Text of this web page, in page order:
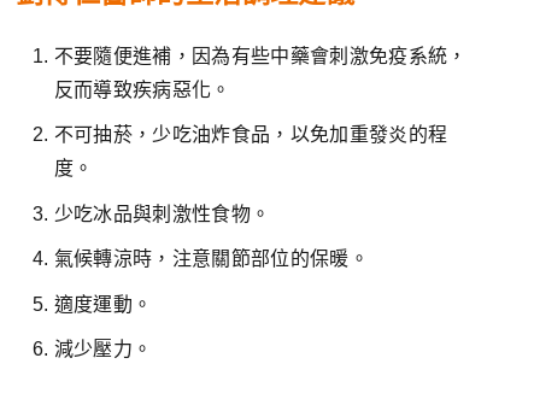
不要隨便進補，因為有些中藥會刺激免疫系統，
反而導致疾病惡化。
不可抽菸，少吃油炸食品，以免加重發炎的程
度。
少吃冰品與刺激性食物。
氣候轉涼時，注意關節部位的保暖。
適度運動。
減少壓力。